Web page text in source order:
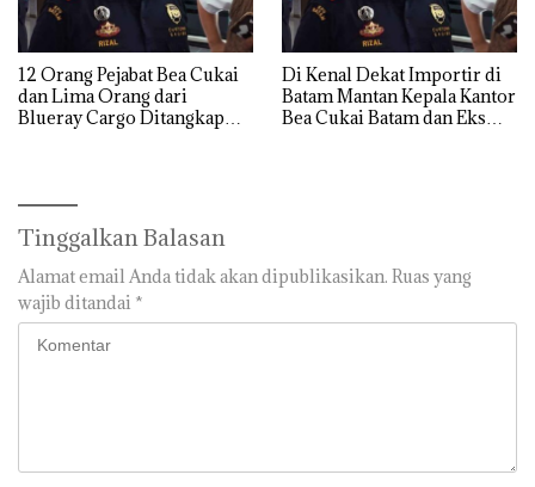
12 Orang Pejabat Bea Cukai
dan Lima Orang dari
Blueray Cargo Ditangkap
Di Kenal Dekat Importir di
Batam Mantan Kepala Kantor
Bea Cukai Batam dan Eks
Tinggalkan Balasan
Alamat email Anda tidak akan dipublikasikan. Ruas yang
wajib ditandai *